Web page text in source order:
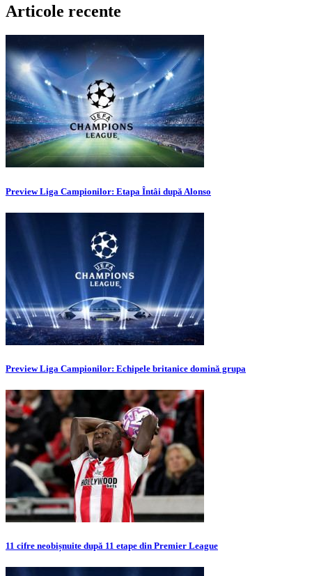
Articole recente
Preview Liga Campionilor: Etapa Întâi după Alonso
Preview Liga Campionilor: Echipele britanice domină grupa
11 cifre neobișnuite după 11 etape din Premier League